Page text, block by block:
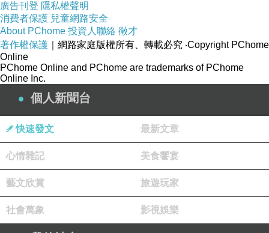
廣告刊登 隱私權聲明
消費者保護 兒童網路安全
About PChome 投資人聯絡 徵才
著作權保護 ｜網路家庭版權所有、轉載必究 ‧Copyright PChome
Online
PChome Online and PChome are trademarks of PChome
Online Inc.
個人新聞台
快速發文 最新文章
心情雜記 美食饗宴
藝文欣賞 旅遊玩家
社會萬象 影視娛樂